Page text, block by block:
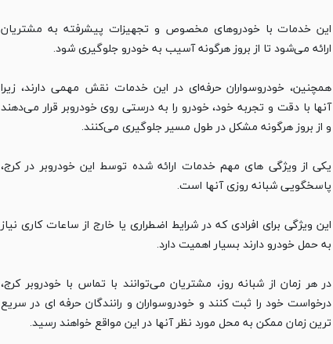
این خدمات با خودروهای مخصوص و تجهیزات پیشرفته به مشتریان
ارائه می‌شود تا از بروز هرگونه آسیب به خودرو جلوگیری شود.
همچنین، خودروسواران حرفه‌ای در این خدمات نقش مهمی دارند، زیرا
آنها با دقت و تجربه خود، خودرو را به درستی روی خودروبر قرار می‌دهند
و از بروز هرگونه مشکل در طول مسیر جلوگیری می‌کنند.
یکی از ویژگی‌ های مهم خدمات ارائه شده توسط این خودروبر در کرج،
پاسخگویی شبانه‌ روزی آنها است.
این ویژگی برای افرادی که در شرایط اضطراری یا خارج از ساعات کاری نیاز
به حمل خودرو دارند بسیار اهمیت دارد.
در هر زمان از شبانه‌ روز، مشتریان می‌توانند با تماس با خودروبر کرج،
درخواست خود را ثبت کنند و خودروسواران و رانندگان حرفه‌ ای در سریع‌
ترین زمان ممکن به محل مورد نظر آنها در این مواقع خواهند رسید.